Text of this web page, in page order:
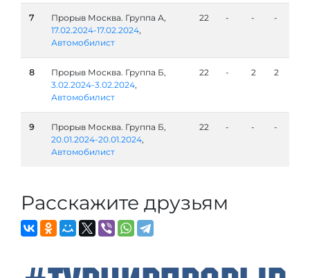
7
Прорыв Москва. Группа А,
17.02.2024-17.02.2024,
Автомобилист
22 - - -
8
Прорыв Москва. Группа Б,
3.02.2024-3.02.2024,
Автомобилист
22 - 2 2
9
Прорыв Москва. Группа Б,
20.01.2024-20.01.2024,
Автомобилист
22 - - -
Расскажите друзьям